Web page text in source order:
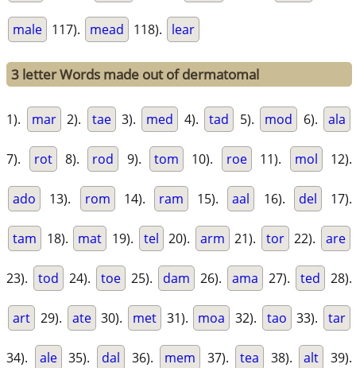
male 117). mead 118). lear
3 letter Words made out of dermatomal
1). mar 2). tae 3). med 4). tad 5). mod 6). ala
7). rot 8). rod 9). tom 10). roe 11). mol 12).
ado 13). rom 14). ram 15). aal 16). del 17).
tam 18). mat 19). tel 20). arm 21). tor 22). are
23). tod 24). toe 25). dam 26). ama 27). ted 28).
art 29). ate 30). met 31). moa 32). tao 33). tar
34). ale 35). dal 36). mem 37). tea 38). alt 39).